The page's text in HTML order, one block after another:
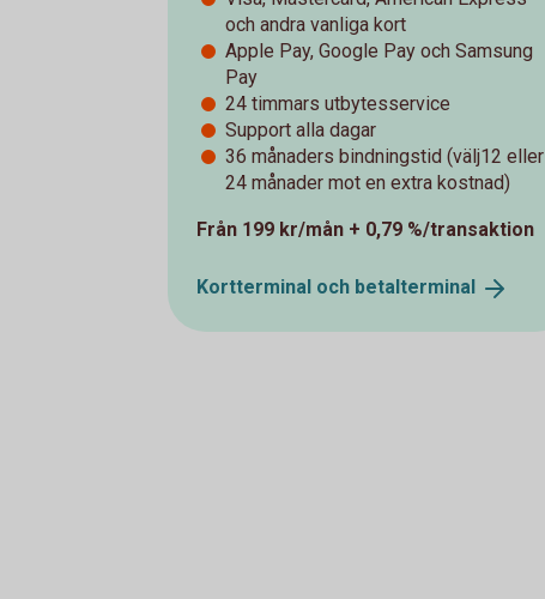
och andra vanliga kort
Apple Pay, Google Pay och Samsung
Pay
24 timmars utbytesservice
Support alla dagar
36 månaders bindningstid (välj12 eller
24 månader mot en extra kostnad)
Från 199 kr/mån + 0,79 %/transaktion
Kortterminal och betalterminal